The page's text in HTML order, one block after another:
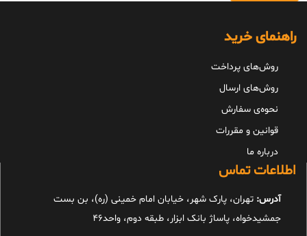
راهنمای خرید
روش‌های پرداخت
روش‌های ارسال
نحوه‌ی سفارش
قوانین و مقررات
درباره ما
اطلاعات تماس
آدرس: تهران، پارک شهر، خیابان امام خمینی (ره)، بن بست
جمشیدخواه، پاساژ بانک ابزار، طبقه دوم، واحد46